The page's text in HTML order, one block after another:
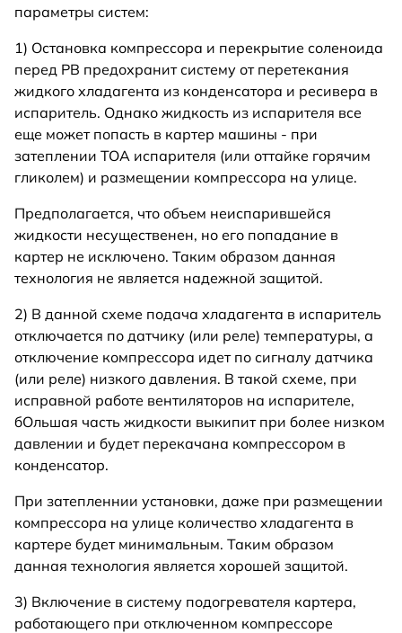
параметры систем:
1) Остановка компрессора и перекрытие соленоида
перед РВ предохранит систему от перетекания
жидкого хладагента из конденсатора и ресивера в
испаритель. Однако жидкость из испарителя все
еще может попасть в картер машины - при
затеплении ТОА испарителя (или оттайке горячим
гликолем) и размещении компрессора на улице.
Предполагается, что объем неиспарившейся
жидкости несущественен, но его попадание в
картер не исключено. Таким образом данная
технология не является надежной защитой.
2) В данной схеме подача хладагента в испаритель
отключается по датчику (или реле) температуры, а
отключение компрессора идет по сигналу датчика
(или реле) низкого давления. В такой схеме, при
исправной работе вентиляторов на испарителе,
бОльшая часть жидкости выкипит при более низком
давлении и будет перекачана компрессором в
конденсатор.
При затепленнии установки, даже при размещении
компрессора на улице количество хладагента в
картере будет минимальным. Таким образом
данная технология является хорошей защитой.
3) Включение в систему подогревателя картера,
работающего при отключенном компрессоре